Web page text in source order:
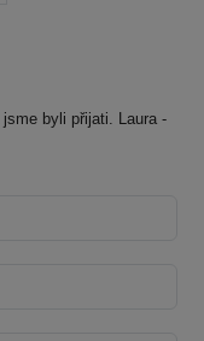
byli přijati. Laura -